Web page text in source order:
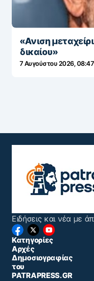
«Ανιση
δικαίου»
7 Αυγούστου 2026, 08:47
Ειδήσεις και νέα με
Κατηγορίες
Αρχές
Δημοσιογραφίας
του
PATRAPRESS.GR